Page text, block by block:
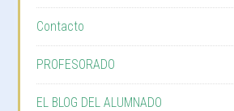
Contacto
PROFESORADO
EL BLOG DEL ALUMNADO